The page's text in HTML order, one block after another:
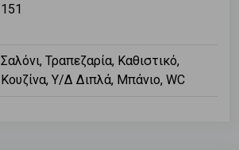
151
Σαλόνι, Τραπεζαρία, Καθιστικό,
Κουζίνα, Υ/Δ Διπλά, Μπάνιο, WC